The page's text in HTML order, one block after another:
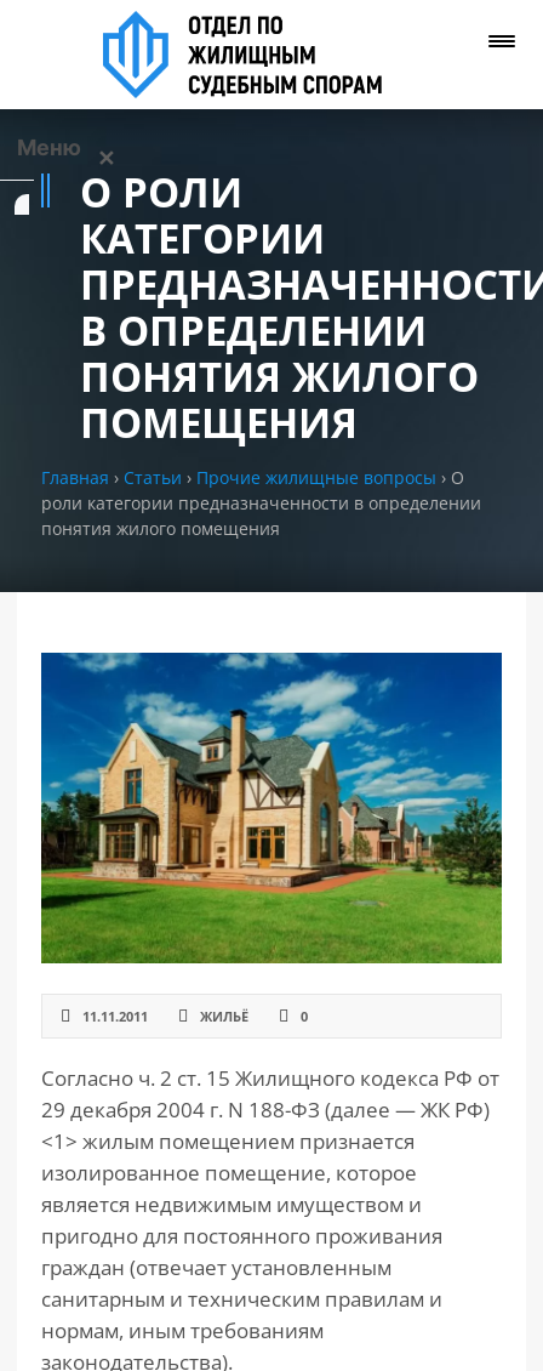
Меню ✕
Задать вопрос
Позвонить нам
О РОЛИ
КАТЕГОРИИ
В ОПРЕДЕЛЕНИИ
ПОНЯТИЯ ЖИЛОГО
ПОМЕЩЕНИЯ
Главная › Статьи › Прочие жилищные вопросы › О
роли категории предназначенности в определении
понятия жилого помещения
11.11.2011 ЖИЛЬЁ 0
Согласно ч. 2 ст. 15 Жилищного кодекса РФ от
29 декабря 2004 г. N 188-ФЗ (далее — ЖК РФ)
<1> жилым помещением признается
изолированное помещение, которое
является недвижимым имуществом и
пригодно для постоянного проживания
граждан (отвечает установленным
санитарным и техническим правилам и
нормам, иным требованиям
законодательства).